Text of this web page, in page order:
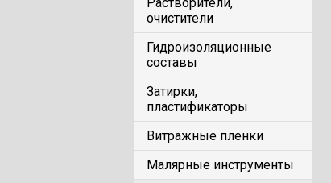
очистители
Гидроизоляционные
составы
Затирки,
пластификаторы
Витражные пленки
Малярные инструменты